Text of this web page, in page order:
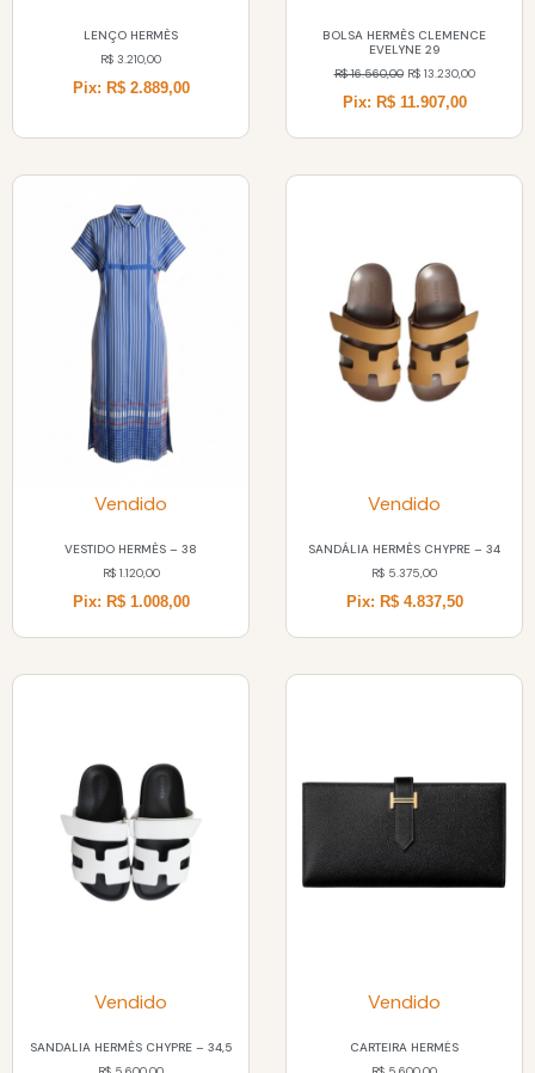
LENÇO HERMÈS
R$ 3.210,00
Pix: R$ 2.889,00
BOLSA HERMÈS CLEMENCE
EVELYNE 29
R$16.560,00 R$13.230,00
Pix: R$ 11.907,00
Vendido
VESTIDO HERMÈS – 38
R$1.120,00
Pix: R$ 1.008,00
Vendido
SANDÁLIA HERMÈS CHYPRE – 34
R$ 5.375,00
Pix: R$ 4.837,50
Vendido
SANDALIA HERMÈS CHYPRE – 34,5
Vendido
CARTEIRA HERMĖS